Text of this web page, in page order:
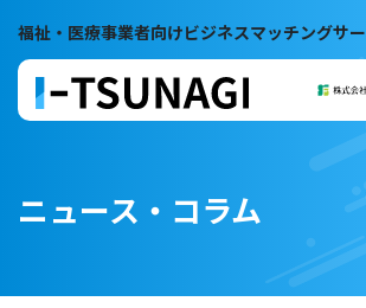
福祉・医療事業者向けビジネスマッチングサ
ニュース・コラム